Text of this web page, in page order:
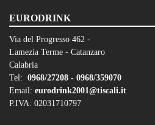
EURODRINK
Via del Progresso 462 -
Lamezia Terme - Catanzaro
Calabria
Tel: 0968/27208 - 0968/359070
Email: eurodrink2001@tiscali.it
P.IVA: 02031710797